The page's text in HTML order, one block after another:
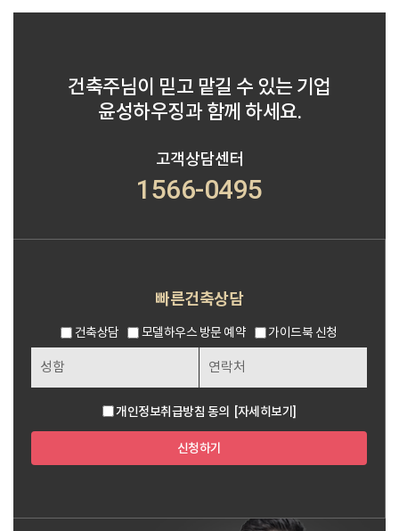
건축주님이 믿고 맡길 수 있는 기업
윤성하우징과 함께 하세요.
고객상담센터
1566-0495
빠른건축상담
건축상담 모델하우스 방문 예약 가이드북 신청
개인정보취급방침 동의 [자세히보기]
신청하기